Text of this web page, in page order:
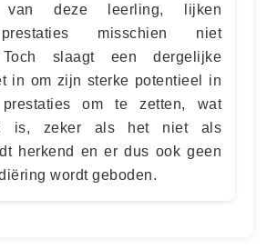
van deze leerling, lijken
misschien niet
Toch slaagt een dergelijke
in om zijn sterke potentieel in
om te zetten, wat
is, zeker als het niet als
herkend en er dus ook geen
wordt geboden.